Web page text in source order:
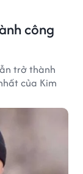
công
trở thành
của Kim